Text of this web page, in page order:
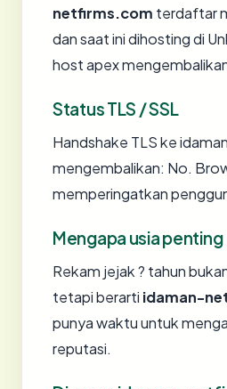
netfirms.com terdaftar
dan saat ini dihosting di
host apex
Status TLS / SSL
Handshake TLS ke
mengembalikan: No.
memperingatkan
Mengapa usia penting
Rekam jejak ? tahun
tetapi berarti idaman-
punya waktu untuk
reputasi.